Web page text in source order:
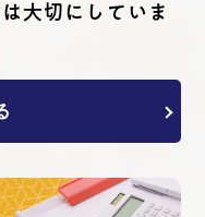
⼤切にしていま